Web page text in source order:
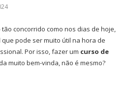
concorrido como nos dias de hoje,
pode ser muito útil na hora de
Por isso, fazer um curso de
muito bem-vinda, não é mesmo?